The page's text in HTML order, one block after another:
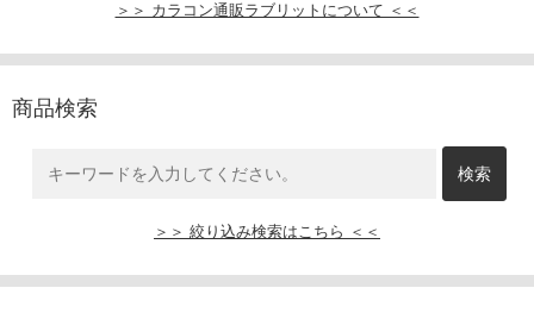
＞＞ カラコン通販ラブリットについて ＜＜
商品検索
＞＞ 絞り込み検索はこちら ＜＜